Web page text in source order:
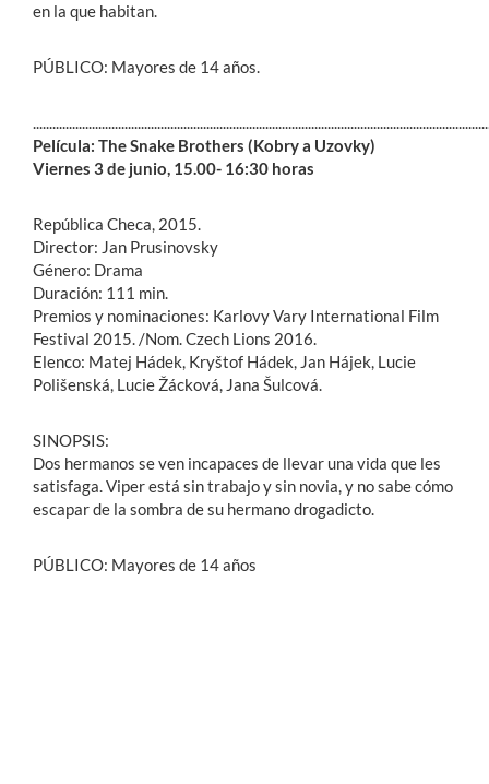
en la que habitan.
PÚBLICO: Mayores de 14 años.
Película: The Snake Brothers (Kobry a Uzovky)
Viernes 3 de junio, 15.00- 16:30 horas
República Checa, 2015.
Director: Jan Prusinovsky
Género: Drama
Duración: 111 min.
Premios y nominaciones: Karlovy Vary International Film
Festival 2015. /Nom. Czech Lions 2016.
Elenco: Matej Hádek, Kryštof Hádek, Jan Hájek, Lucie
Polišenská, Lucie Žácková, Jana Šulcová.
SINOPSIS:
Dos hermanos se ven incapaces de llevar una vida que les
satisfaga. Viper está sin trabajo y sin novia, y no sabe cómo
escapar de la sombra de su hermano drogadicto.
PÚBLICO: Mayores de 14 años